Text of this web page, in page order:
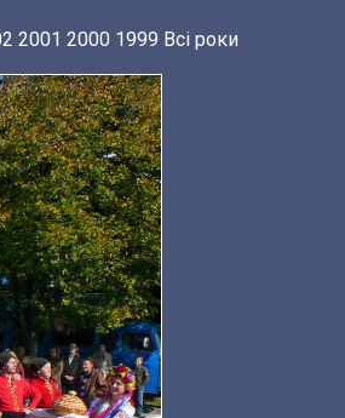
2001 2000 1999 Всі роки